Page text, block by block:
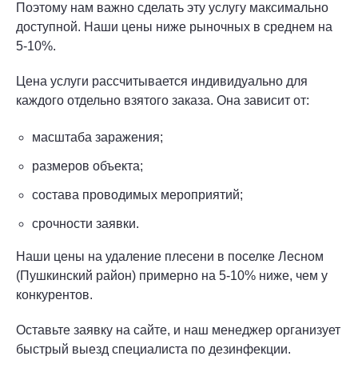
Поэтому нам важно сделать эту услугу максимально
доступной. Наши цены ниже рыночных в среднем на
5-10%.
Цена услуги рассчитывается индивидуально для
каждого отдельно взятого заказа. Она зависит от:
масштаба заражения;
размеров объекта;
состава проводимых мероприятий;
срочности заявки.
Наши цены на удаление плесени в поселке Лесном
(Пушкинский район) примерно на 5-10% ниже, чем у
конкурентов.
Оставьте заявку на сайте, и наш менеджер организует
быстрый выезд специалиста по дезинфекции.